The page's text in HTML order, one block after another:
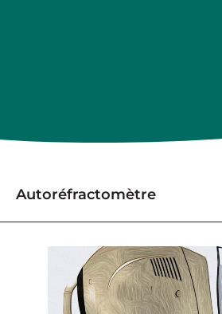
Autoréfractomètre